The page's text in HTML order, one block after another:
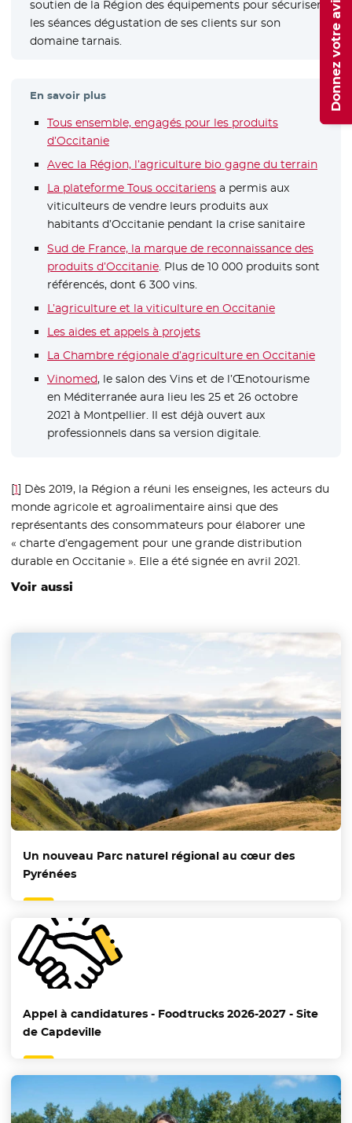
soutien de la Région des équipements pour sécuriser
les séances dégustation de ses clients sur son
domaine tarnais.
En savoir plus
Tous ensemble, engagés pour les produits
d’Occitanie
Avec la Région, l’agriculture bio gagne du terrain
La plateforme Tous occitariens- Nouvelle fenêtre
a permis aux
viticulteurs de vendre leurs produits aux
habitants d’Occitanie pendant la crise sanitaire
Sud de France, la marque de reconnaissance des
produits d’Occitanie- Nouvelle fenêtre
. Plus de 10 000 produits sont
référencés, dont 6 300 vins.
L’agriculture et la viticulture en Occitanie
Les aides et appels à projets
La Chambre régionale d’agriculture en Occitanie-
Vinomed- Nouvelle fenêtre
, le salon des Vins et de l’Œnotourisme
en Méditerranée aura lieu les 25 et 26 octobre
2021 à Montpellier. Il est déjà ouvert aux
professionnels dans sa version digitale.
[1] Dès 2019, la Région a réuni les enseignes, les acteurs du
monde agricole et agroalimentaire ainsi que des
représentants des consommateurs pour élaborer une
« charte d’engagement pour une grande distribution
durable en Occitanie ». Elle a été signée en avril 2021.
Voir aussi
Un nouveau Parc naturel régional au cœur des
Pyrénées
Appel à candidatures - Foodtrucks 2026-2027 - Site
de Capdeville
Donnez votre avis